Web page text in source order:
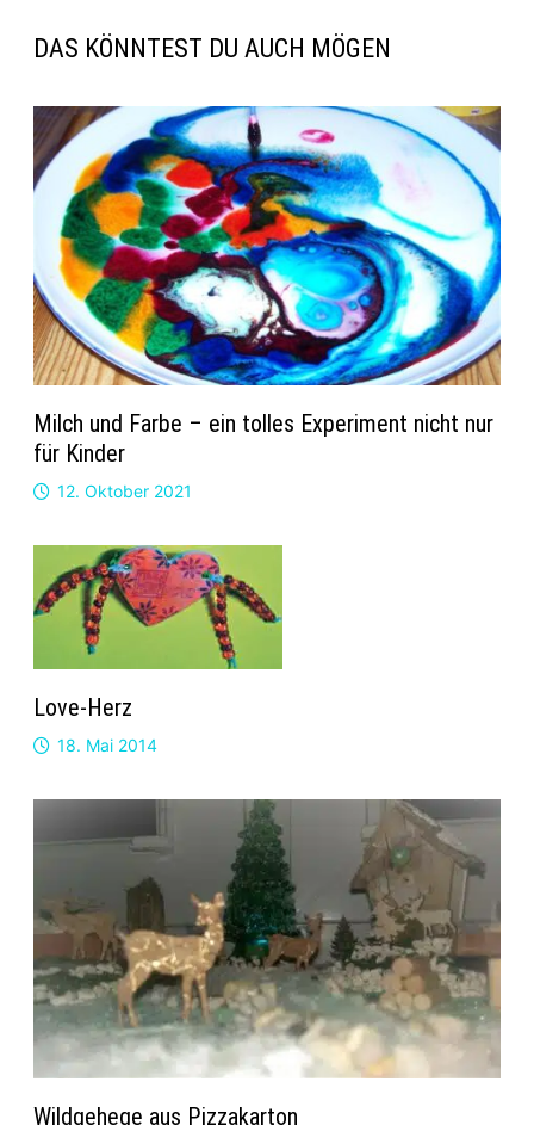
DAS KÖNNTEST DU AUCH MÖGEN
Milch und Farbe – ein tolles Experiment nicht nur
für Kinder
12. Oktober 2021
Love-Herz
18. Mai 2014
Wildgehege aus Pizzakarton